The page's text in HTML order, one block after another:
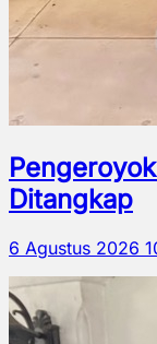
Ditangkap
6 Agustus 2026